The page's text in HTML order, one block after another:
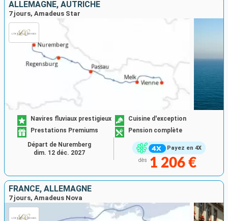
ALLEMAGNE, AUTRICHE
7 jours, Amadeus Star
Payez en 4X
Navires fluviaux prestigieux
Cuisine d'exception
Prestations Premiums
Pension complète
dès 1 206 €
Départ de Nuremberg
dim. 12 déc. 2027
FRANCE, ALLEMAGNE
7 jours, Amadeus Nova